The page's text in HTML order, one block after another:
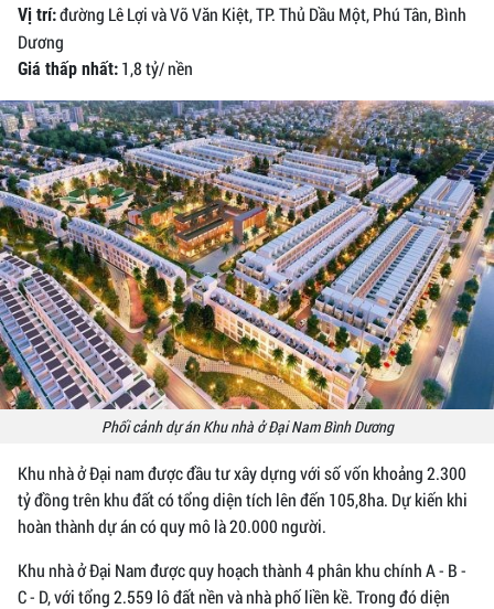
Vị trí:đường Lê Lợi và Võ Văn Kiệt, TP. Thủ Dầu Một, Phú Tân, Bình
Dương
Giá thấp nhất: 1,8 tỷ/ nền
Phối cảnh dự án Khu nhà ở Đại Nam Bình Dương
Khu nhà ở Đại nam được đầu tư xây dựng với số vốn khoảng 2.300
tỷ đồng trên khu đất có tổng diện tích lên đến 105,8ha. Dự kiến khi
hoàn thành dự án có quy mô là 20.000 người.
Khu nhà ở Đại Nam được quy hoạch thành 4 phân khu chính A - B -
C - D, với tổng 2.559 lô đất nền và nhà phố liền kề. Trong đó diện